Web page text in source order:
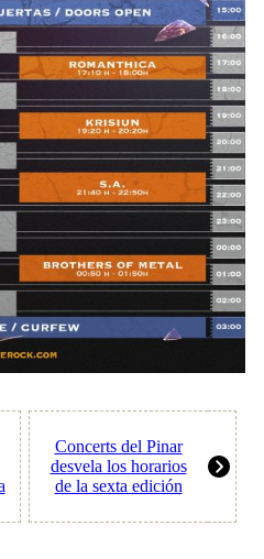
Concerts del Pinar
desvela los horarios
de la sexta edición